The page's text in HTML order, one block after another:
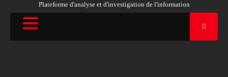
Plateforme d'analyse et d'investigation de l'information